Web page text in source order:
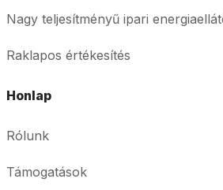
Nagy teljesítményű ipari
Raklapos értékesítés
Honlap
Rólunk
Támogatások